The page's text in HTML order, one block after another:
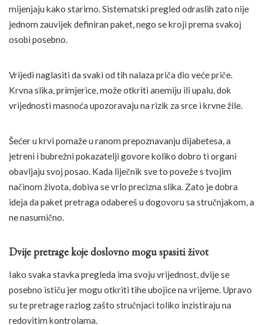
mijenjaju kako starimo. Sistematski pregled odraslih zato nije
jednom zauvijek definiran paket, nego se kroji prema svakoj
osobi posebno.
Vrijedi naglasiti da svaki od tih nalaza priča dio veće priče.
Krvna slika, primjerice, može otkriti anemiju ili upalu, dok
vrijednosti masnoća upozoravaju na rizik za srce i krvne žile.
Šećer u krvi pomaže u ranom prepoznavanju dijabetesa, a
jetreni i bubrežni pokazatelji govore koliko dobro ti organi
obavljaju svoj posao. Kada liječnik sve to poveže s tvojim
načinom života, dobiva se vrlo precizna slika. Zato je dobra
ideja da paket pretraga odabereš u dogovoru sa stručnjakom, a
ne nasumično.
Dvije pretrage koje doslovno mogu spasiti život
Iako svaka stavka pregleda ima svoju vrijednost, dvije se
posebno ističu jer mogu otkriti tihe ubojice na vrijeme. Upravo
su te pretrage razlog zašto stručnjaci toliko inzistiraju na
redovitim kontrolama.